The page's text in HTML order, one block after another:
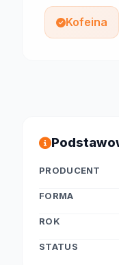
Kofeina
PRODUCENT
FORMA
ROK
STATUS